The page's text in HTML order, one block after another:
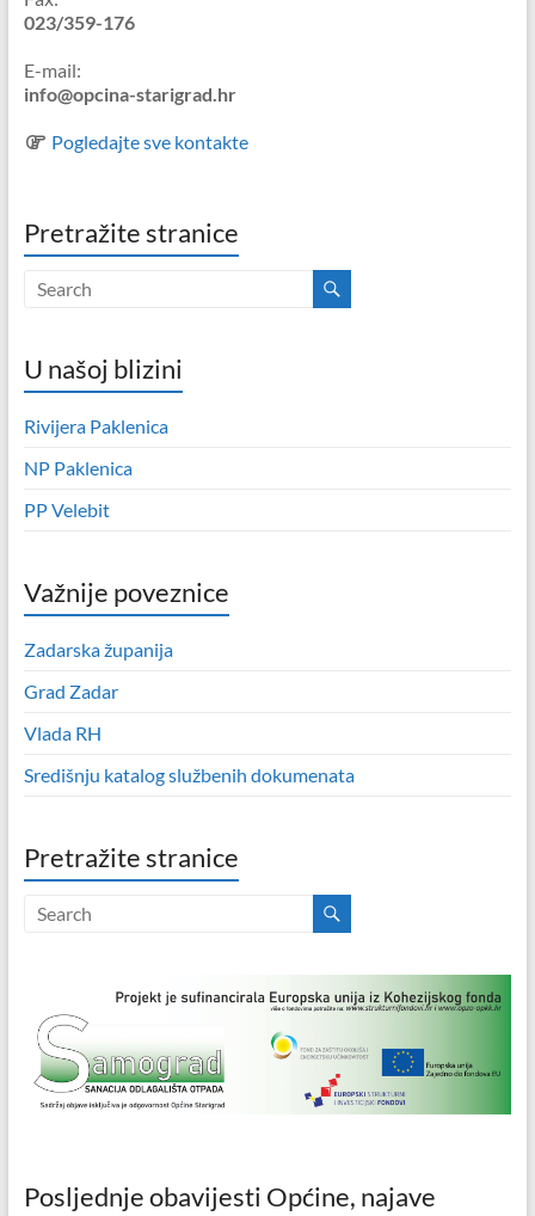
023/359-176
E-mail:
info@opcina-starigrad.hr
Pogledajte sve kontakte
Pretražite stranice
U našoj blizini
Rivijera Paklenica
NP Paklenica
PP Velebit
Važnije poveznice
Zadarska županija
Grad Zadar
Vlada RH
Središnju katalog službenih dokumenata
Pretražite stranice
Posljednje obavijesti Općine, najave